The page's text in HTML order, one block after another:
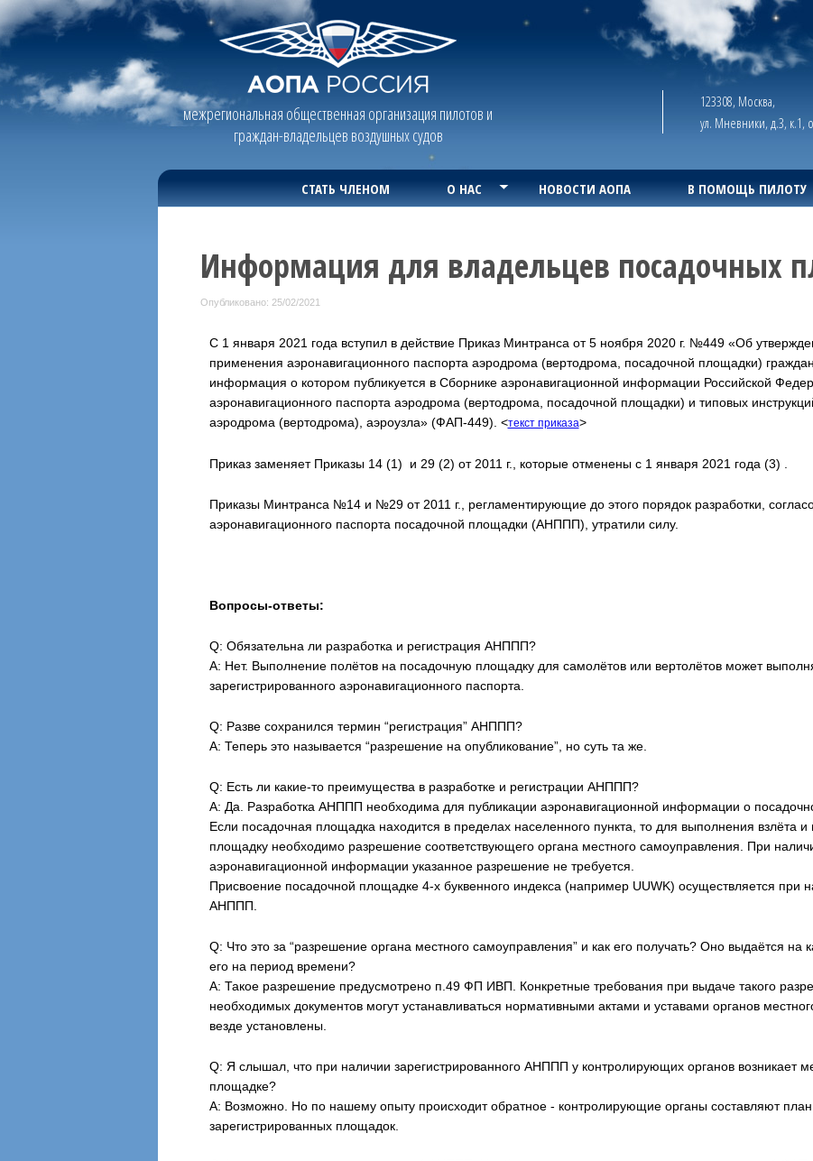
межрегиональная общественная организация пилотов и
граждан-владельцев воздушных судов
123308, Москва,
ул. Мневники, д.3, к.1,
СТАТЬ ЧЛЕНОМ О НАС НОВОСТИ АОПА В ПОМОЩЬ ПИЛОТУ
Информация для владельцев посадочных
Опубликовано: 25/02/2021
С 1 января 2021 года вступил в действие Приказ Минтранса от 5 ноября 2020 г. №449 «Об
применения аэронавигационного паспорта аэродрома (вертодрома, посадочной площадки)
информация о котором публикуется в Сборнике аэронавигационной информации Российской
аэронавигационного паспорта аэродрома (вертодрома, посадочной площадки) и типовых
аэродрома (вертодрома), аэроузла» (ФАП-449). <текст приказа>
Приказ заменяет Приказы 14 (1) и 29 (2) от 2011 г., которые отменены с 1 января 2021 года (3) .
Приказы Минтранса №14 и №29 от 2011 г., регламентирующие до этого порядок разработки,
аэронавигационного паспорта посадочной площадки (АНППП), утратили силу.
Вопросы-ответы:
Q: Обязательна ли разработка и регистрация АНППП?
А: Нет. Выполнение полётов на посадочную площадку для самолётов или вертолётов может
зарегистрированного аэронавигационного паспорта.
Q: Разве сохранился термин “регистрация” АНППП?
А: Теперь это называется “разрешение на опубликование”, но суть та же.
Q: Есть ли какие-то преимущества в разработке и регистрации АНППП?
A: Да. Разработка АНППП необходима для публикации аэронавигационной информации о
Если посадочная площадка находится в пределах населенного пункта, то для выполнения взлёта
площадку необходимо разрешение соответствующего органа местного самоуправления. При
аэронавигационной информации указанное разрешение не требуется.
Присвоение посадочной площадке 4-х буквенного индекса (например UUWK) осуществляется при
АНППП.
Q: Что это за “разрешение органа местного самоуправления” и как его получать? Оно выдаётся
его на период времени?
А: Такое разрешение предусмотрено п.49 ФП ИВП. Конкретные требования при выдаче такого
необходимых документов могут устанавливаться нормативными актами и уставами органов
везде установлены.
Q: Я слышал, что при наличии зарегистрированного АНППП у контролирующих органов возникает
площадке?
A: Возможно. Но по нашему опыту происходит обратное - контролирующие органы составляют
зарегистрированных площадок.